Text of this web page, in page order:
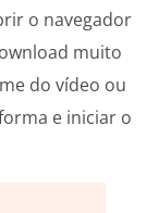
o navegador
muito
do vídeo ou
e iniciar o